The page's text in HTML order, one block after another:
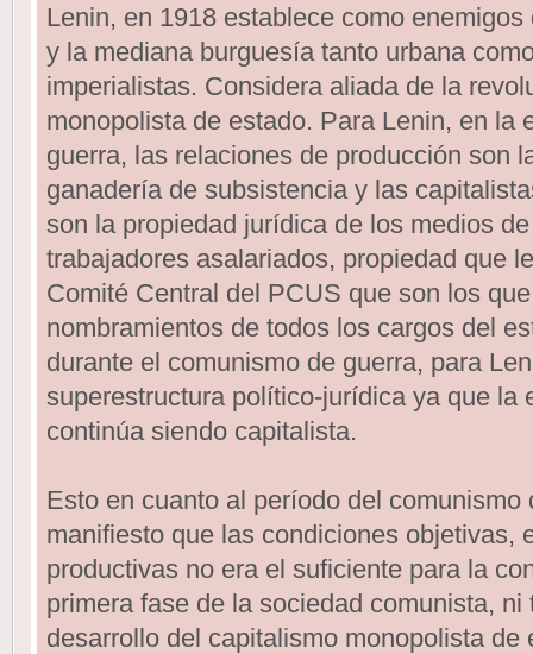
Lenin, en 1918 establece como
y la mediana burguesía tanto urbana
imperialistas. Considera aliada de la
monopolista de estado. Para Lenin, en la
guerra, las relaciones de producción son
ganadería de subsistencia y las
son la propiedad jurídica de los medios
trabajadores asalariados, propiedad que
Comité Central del PCUS que son los
nombramientos de todos los cargos del
durante el comunismo de guerra, para
superestructura político-jurídica ya que la
continúa siendo capitalista.
Esto en cuanto al período del comunismo
manifiesto que las condiciones objetivas,
productivas no era el suficiente para la
primera fase de la sociedad comunista, ni
desarrollo del capitalismo monopolista